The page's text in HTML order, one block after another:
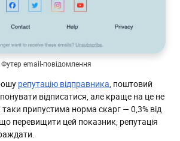
Футер email-повідомлення
репутацію відправника, поштовий
відписатися, але краще на це не
припустима норма скарг — 0,3% від
перевищити цей показник, репутація